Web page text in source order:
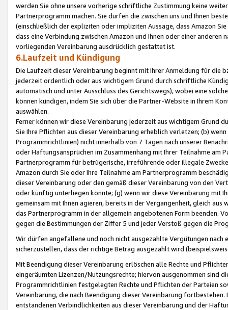
werden Sie ohne unsere vorherige schriftliche Zustimmung keine
Partnerprogramm machen. Sie dürfen die zwischen uns und Ihnen
(einschließlich der expliziten oder impliziten Aussage, dass Amazon
dass eine Verbindung zwischen Amazon und Ihnen oder einer
vorliegenden Vereinbarung ausdrücklich gestattet ist.
6.Laufzeit und Kündigung
Die Laufzeit dieser Vereinbarung beginnt mit Ihrer Anmeldung für die
jederzeit ordentlich oder aus wichtigem Grund durch schriftliche
automatisch und unter Ausschluss des Gerichtswegs), wobei eine
können kündigen, indem Sie sich über die Partner-Website in Ihrem
auswählen.
Ferner können wir diese Vereinbarung jederzeit aus wichtigem Grund
Sie Ihre Pflichten aus dieser Vereinbarung erheblich verletzen; (b)
Programmrichtlinien) nicht innerhalb von 7 Tagen nach unserer
oder Haftungsansprüchen im Zusammenhang mit Ihrer Teilnahme am
Partnerprogramm für betrügerische, irreführende oder illegale
Amazon durch Sie oder Ihre Teilnahme am Partnerprogramm
dieser Vereinbarung oder den gemäß dieser Vereinbarung von den
oder künftig unterliegen könnte; (g) wenn wir diese Vereinbarung mit
gemeinsam mit Ihnen agieren, bereits in der Vergangenheit, gleich
das Partnerprogramm in der allgemein angebotenen Form beenden.
gegen die Bestimmungen der Ziffer 5 und jeder Verstoß gegen die
Wir dürfen angefallene und noch nicht ausgezahlte Vergütungen
sicherzustellen, dass der richtige Betrag ausgezahlt wird
Mit Beendigung dieser Vereinbarung erlöschen alle Rechte und
eingeräumten Lizenzen/Nutzungsrechte; hiervon ausgenommen sind
Programmrichtlinien festgelegten Rechte und Pflichten der Parteien
Vereinbarung, die nach Beendigung dieser Vereinbarung
entstandenen Verbindlichkeiten aus dieser Vereinbarung und der